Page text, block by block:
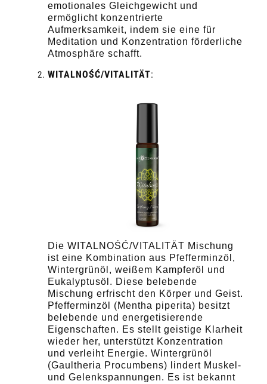
emotionales Gleichgewicht und
ermöglicht konzentrierte
Aufmerksamkeit, indem sie eine für
Meditation und Konzentration förderliche
Atmosphäre schafft.
WITALNOŚĆ/VITALITÄT:
Die WITALNOŚĆ/VITALITÄT Mischung
ist eine Kombination aus Pfefferminzöl,
Wintergrünöl, weißem Kampferöl und
Eukalyptusöl. Diese belebende
Mischung erfrischt den Körper und Geist.
Pfefferminzöl (Mentha piperita) besitzt
belebende und energetisierende
Eigenschaften. Es stellt geistige Klarheit
wieder her, unterstützt Konzentration
und verleiht Energie. Wintergrünöl
(Gaultheria Procumbens) lindert Muskel-
und Gelenkspannungen. Es ist bekannt